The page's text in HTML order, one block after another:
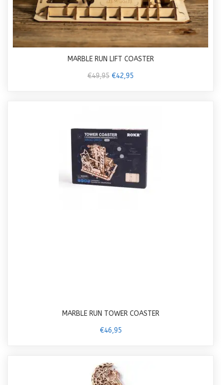
MARBLE RUN LIFT COASTER
€49,95 €42,95
MARBLE RUN TOWER COASTER
€46,95